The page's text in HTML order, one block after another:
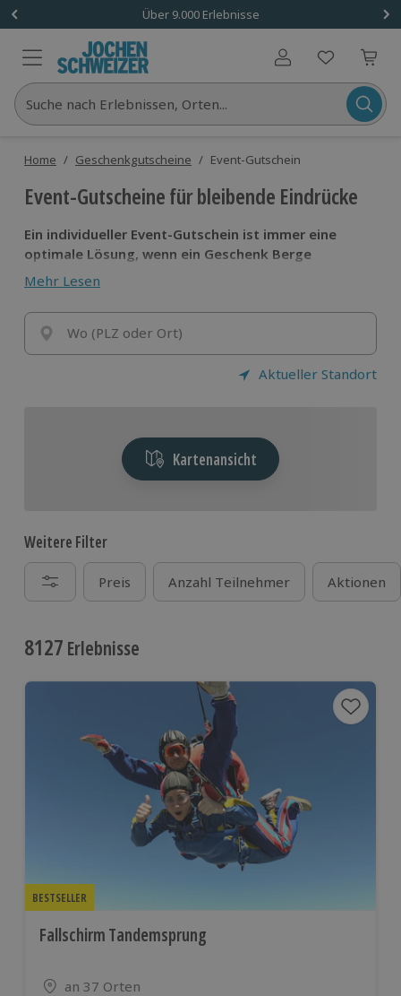
Über 9.000 Erlebnisse
Benutzerkonto
Suche nach Erlebnissen, Orten...
Home / Geschenkgutscheine / Event-Gutschein
Event-Gutscheine für bleibende Eindrücke
Ein individueller Event-Gutschein ist immer eine
optimale Lösung, wenn ein Geschenk Berge
versetzen soll.
oberste Priorität - ob alleine, zu zweit oder in der
Gruppe.
Vertraue auf unsere Erfahrungen und schenke
einenhochwertigen Event-Gutscheinfür
unvergessliche Momente. Event-Gutscheine umfassen
Mehr Lesen
Wo (PLZ oder Ort)
Aktueller Standort
Kartenansicht
Weitere Filter
Preis Anzahl Teilnehmer Aktionen
8127 Erlebnisse
BESTSELLER
Fallschirm Tandemsprung
Standort
an 37 Orten